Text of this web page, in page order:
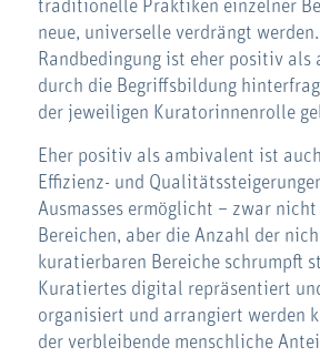
traditionelle Praktiken einzelner
neue, universelle verdrängt
Randbedingung ist eher positiv als
durch die Begriffsbildung
der jeweiligen Kuratorinnenrolle
Eher positiv als ambivalent ist
Effizienz- und
Ausmasses ermöglicht – zwar
Bereichen, aber die Anzahl der
kuratierbaren Bereiche schrumpft
Kuratiertes digital repräsentiert
organisiert und arrangiert werden
der verbleibende menschliche